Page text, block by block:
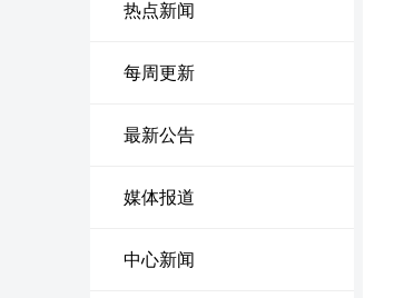
热点新闻
每周更新
最新公告
媒体报道
中心新闻